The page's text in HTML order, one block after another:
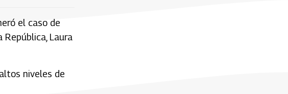
el caso de
Laura
niveles de